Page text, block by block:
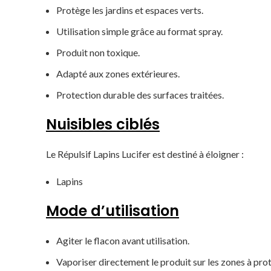
Protège les jardins et espaces verts.
Utilisation simple grâce au format spray.
Produit non toxique.
Adapté aux zones extérieures.
Protection durable des surfaces traitées.
Nuisibles ciblés
Le Répulsif Lapins Lucifer est destiné à éloigner :
Lapins
Mode d’utilisation
Agiter le flacon avant utilisation.
Vaporiser directement le produit sur les zones à